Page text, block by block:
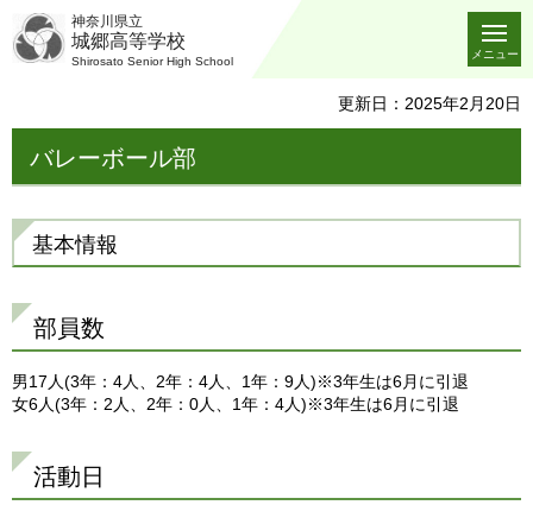
神奈川県立
城郷高等学校
Shirosato Senior High School
メニュー
更新日：2025年2月20日
バレーボール部
基本情報
部員数
男17人(3年：4人、2年：4人、1年：9人)※3年生は6月に引退
女6人(3年：2人、2年：0人、1年：4人)※3年生は6月に引退
活動日